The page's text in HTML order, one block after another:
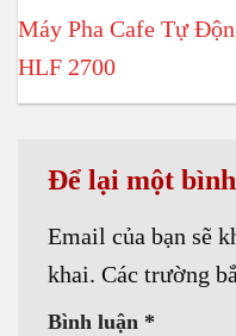
Máy Pha Cafe Tự
HLF 2700
Để lại một
Email của bạn sẽ
khai. Các trường
Bình luận *